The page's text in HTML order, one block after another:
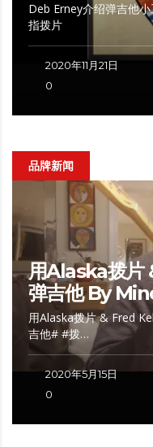
Deb Erney介绍弹吉他
指拨片
2020年11月21日
0
品牌新闻
用Alaska拨片
弹吉他 By
用Alaska拨片 & Fred
吉他# #拨…
2020年5月15日
0